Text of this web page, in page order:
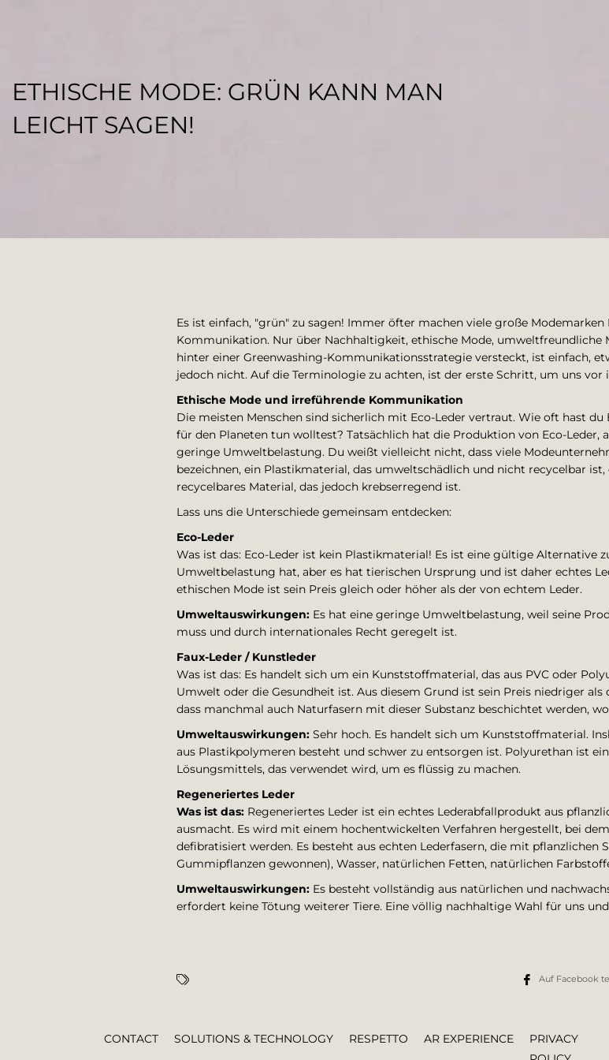
ETHISCHE MODE: GRÜN KANN MAN
LEICHT SAGEN!
Es ist einfach, "grün" zu sagen! Immer öfter machen viele große
Kommunikation. Nur über Nachhaltigkeit, ethische Mode, umweltfreundliche
hinter einer Greenwashing-Kommunikationsstrategie versteckt, ist einfach,
jedoch nicht. Auf die Terminologie zu achten, ist der erste Schritt, um uns
Ethische Mode und irreführende Kommunikation
Die meisten Menschen sind sicherlich mit Eco-Leder vertraut. Wie oft hast
für den Planeten tun wolltest? Tatsächlich hat die Produktion von Eco-Leder,
geringe Umweltbelastung. Du weißt vielleicht nicht, dass viele
bezeichnen, ein Plastikmaterial, das umweltschädlich und nicht recycelbar
recycelbares Material, das jedoch krebserregend ist.
Lass uns die Unterschiede gemeinsam entdecken:
Eco-Leder
Was ist das: Eco-Leder ist kein Plastikmaterial! Es ist eine gültige Alternative
Umweltbelastung hat, aber es hat tierischen Ursprung und ist daher echtes
ethischen Mode ist sein Preis gleich oder höher als der von echtem Leder.
Umweltauswirkungen: Es hat eine geringe Umweltbelastung, weil seine
muss und durch internationales Recht geregelt ist.
Faux-Leder / Kunstleder
Was ist das: Es handelt sich um ein Kunststoffmaterial, das aus PVC oder
Umwelt oder die Gesundheit ist. Aus diesem Grund ist sein Preis niedriger
dass manchmal auch Naturfasern mit dieser Substanz beschichtet werden,
Umweltauswirkungen: Sehr hoch. Es handelt sich um Kunststoffmaterial.
aus Plastikpolymeren besteht und schwer zu entsorgen ist. Polyurethan ist
Lösungsmittels, das verwendet wird, um es flüssig zu machen.
Regeneriertes Leder
Was ist das: Regeneriertes Leder ist ein echtes Lederabfallprodukt aus
ausmacht. Es wird mit einem hochentwickelten Verfahren hergestellt, bei
defibratisiert werden. Es besteht aus echten Lederfasern, die mit pflanzlichen
Gummipflanzen gewonnen), Wasser, natürlichen Fetten, natürlichen
Umweltauswirkungen: Es besteht vollständig aus natürlichen und
erfordert keine Tötung weiterer Tiere. Eine völlig nachhaltige Wahl für uns
Auf Facebook
AR EXPERIENCE
RESPETTO
SOLUTIONS & TECHNOLOGY
CONTACT
PRIVACY